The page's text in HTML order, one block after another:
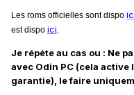
Les roms officielles sont dispo
est dispo ici.
Je répète au cas ou : Ne
avec Odin PC (cela
garantie), le faire